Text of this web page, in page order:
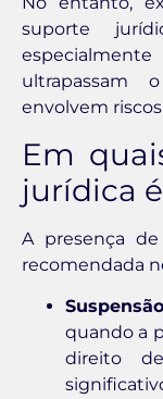
suporte
ultrapassam
envolvem
Em
jurídica
A presença
recomendada
quando a
direito